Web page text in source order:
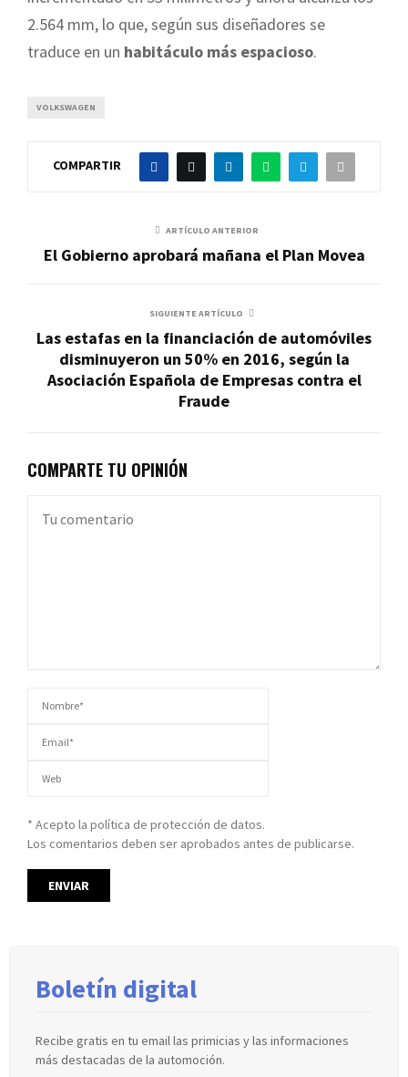
2.564 mm, lo que, según sus diseñadores se
traduce en un habitáculo más espacioso.
VOLKSWAGEN
COMPARTIR
ARTÍCULO ANTERIOR
El Gobierno aprobará mañana el Plan Movea
SIGUIENTE ARTÍCULO
Las estafas en la financiación de automóviles
disminuyeron un 50% en 2016, según la
Asociación Española de Empresas contra el
Fraude
COMPARTE TU OPINIÓN
* Acepto la política de protección de datos.
Los comentarios deben ser aprobados antes de publicarse.
Boletín digital
Recibe gratis en tu email las primicias y las informaciones
más destacadas de la automoción.